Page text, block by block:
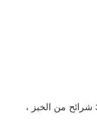
3/4 كوب من فتات الخبز الناعم (2 إلى 3 شرائح من الخبز ،